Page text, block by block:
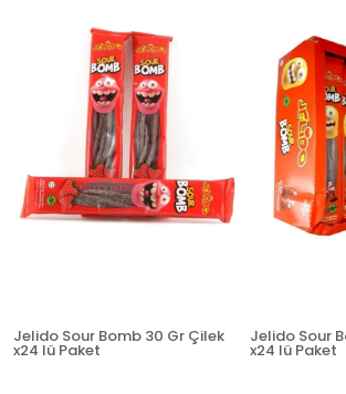
Jelido Sour Bomb 30 Gr Çilek
x24 lü Paket
Jelido Sour
x24 lü Paket